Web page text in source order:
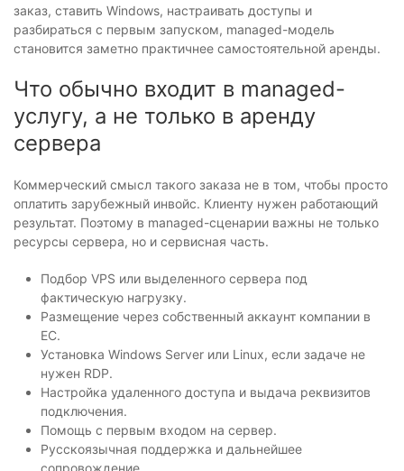
заказ, ставить Windows, настраивать доступы и
разбираться с первым запуском, managed-модель
становится заметно практичнее самостоятельной аренды.
Что обычно входит в managed-
услугу, а не только в аренду
сервера
Коммерческий смысл такого заказа не в том, чтобы просто
оплатить зарубежный инвойс. Клиенту нужен работающий
результат. Поэтому в managed-сценарии важны не только
ресурсы сервера, но и сервисная часть.
Подбор VPS или выделенного сервера под
фактическую нагрузку.
Размещение через собственный аккаунт компании в
ЕС.
Установка Windows Server или Linux, если задаче не
нужен RDP.
Настройка удаленного доступа и выдача реквизитов
подключения.
Помощь с первым входом на сервер.
Русскоязычная поддержка и дальнейшее
сопровождение.